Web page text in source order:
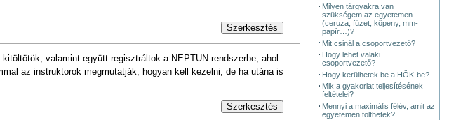
Milyen tárgyakra van
szükségem az egyetemen
(ceruza, füzet, köpeny, mm-
papír…)?
Mit csinál a csoportvezető?
Hogy lehet valaki
csoportvezető?
Hogy kerülhetek be a HÖK-be?
Mik a gyakorlat teljesítésének
feltételei?
Mennyi a maximális félév, amit az
egyetemen tölthetek?
Szerkesztés
valamint együtt regisztráltok a NEPTUN rendszerbe, ahol
az instruktorok megmutatják, hogyan kell kezelni, de ha utána is
Szerkesztés